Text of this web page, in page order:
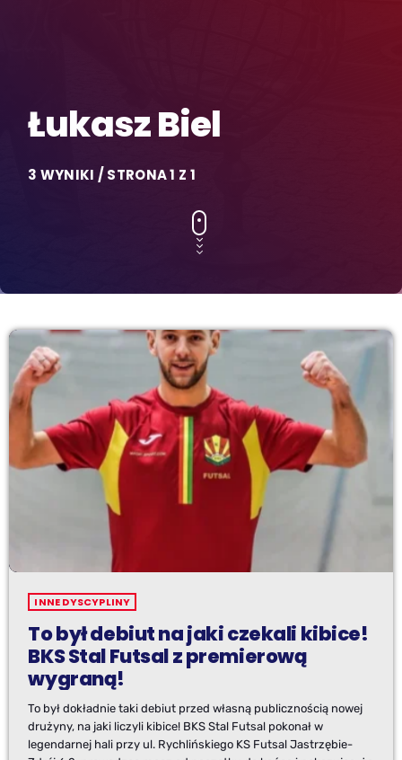
Łukasz Biel
3 WYNIKI / STRONA 1 Z 1
INNE DYSCYPLINY
To był debiut na jaki czekali kibice!
BKS Stal Futsal z premierową
wygraną!
To był dokładnie taki debiut przed własną publicznością nowej
drużyny, na jaki liczyli kibice! BKS Stal Futsal pokonał w
legendarnej hali przy ul. Rychlińskiego KS Futsal Jastrzębie-